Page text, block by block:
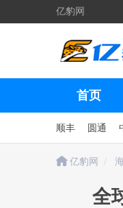
亿豹网
首页
顺丰 圆通
亿豹网
全